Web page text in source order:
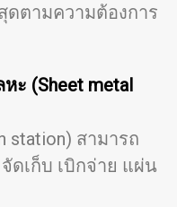
ตามความต้องการ
ะ (Sheet metal
station) สามารถ
ดเก็บ เบิกจ่าย แผ่น